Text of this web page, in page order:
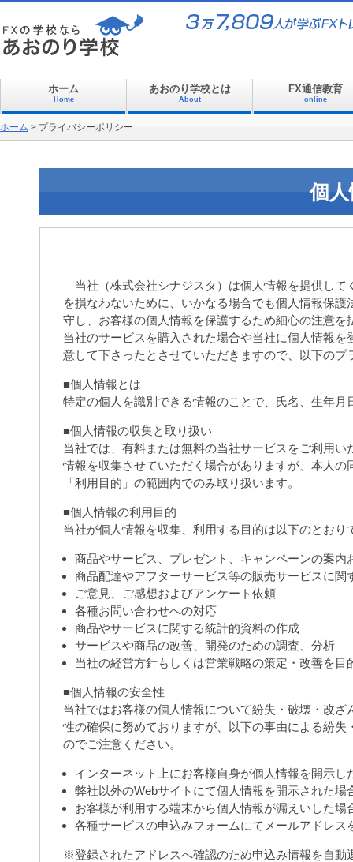
ホーム
Home
あおのり学校とは
About
FX通信教育
online
ホーム > プライバシーポリシー
個
当社（株式会社シナジスタ）は個人情報を提供して
を損なわないために、いかなる場合でも個人情報保
守し、お客様の個人情報を保護するため細心の注意を
当社のサービスを購入された場合や当社に個人情報
意して下さったとさせていただきますので、以下の
■個人情報とは
特定の個人を識別できる情報のことで、氏名、生年
■個人情報の収集と取り扱い
当社では、有料または無料の当社サービスをご利用
情報を収集させていただく場合がありますが、本人
「利用目的」の範囲内でのみ取り扱います。
■個人情報の利用目的
当社が個人情報を収集、利用する目的は以下のとおり
商品やサービス、プレゼント、キャンペーンの案内
商品配達やアフターサービス等の販売サービスに関
ご意見、ご感想およびアンケート依頼
各種お問い合わせへの対応
商品やサービスに関する統計的資料の作成
サービスや商品の改善、開発のための調査、分析
当社の経営方針もしくは営業戦略の策定・改善を目
■個人情報の安全性
当社ではお客様の個人情報について紛失・破壊・改
性の確保に努めておりますが、以下の事由による紛
のでご注意ください。
インターネット上にお客様自身が個人情報を開示し
弊社以外のWebサイトにて個人情報を開示された場
お客様が利用する端末から個人情報が漏えいした場
各種サービスの申込みフォームにてメールアドレス
※登録されたアドレスへ確認のため申込み情報を自